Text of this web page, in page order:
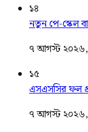
১৪
নতুন পে-স্কেল
৭ আগস্ট
১৫
এসএসসির ফল
৭ আগস্ট